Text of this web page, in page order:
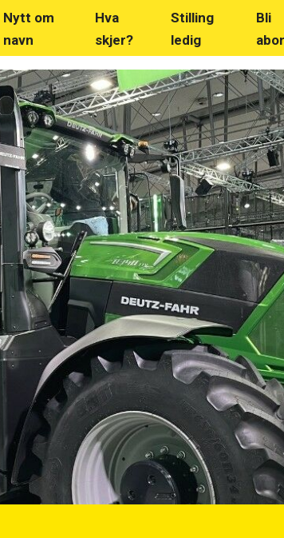
Nytt om
navn
Hva
skjer?
Stilling
ledig
Bli